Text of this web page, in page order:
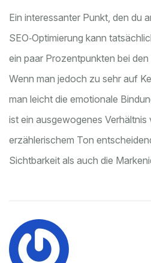
Ein interessanter Punkt, den du
SEO‑Optimierung kann
ein paar Prozentpunkten bei
Wenn man jedoch zu sehr auf
man leicht die emotionale
ist ein ausgewogenes
erzählerischem Ton
Sichtbarkeit als auch die